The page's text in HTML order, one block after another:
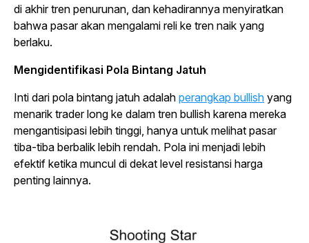
di akhir tren penurunan, dan kehadirannya menyiratkan
bahwa pasar akan mengalami reli ke tren naik yang
berlaku.
Mengidentifikasi Pola Bintang Jatuh
Inti dari pola bintang jatuh adalah perangkap bullish yang
menarik trader long ke dalam tren bullish karena mereka
mengantisipasi lebih tinggi, hanya untuk melihat pasar
tiba-tiba berbalik lebih rendah. Pola ini menjadi lebih
efektif ketika muncul di dekat level resistansi harga
penting lainnya.